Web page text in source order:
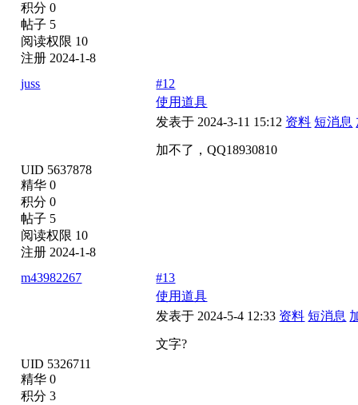
积分 0
帖子 5
阅读权限 10
注册 2024-1-8
juss
UID 5637878
精华 0
积分 0
帖子 5
阅读权限 10
注册 2024-1-8
#12
使用道具
发表于 2024-3-11 15:12 资料 短消息
加不了，QQ18930810
m43982267
UID 5326711
精华 0
积分 3
#13
使用道具
发表于 2024-5-4 12:33 资料 短消息
文字?